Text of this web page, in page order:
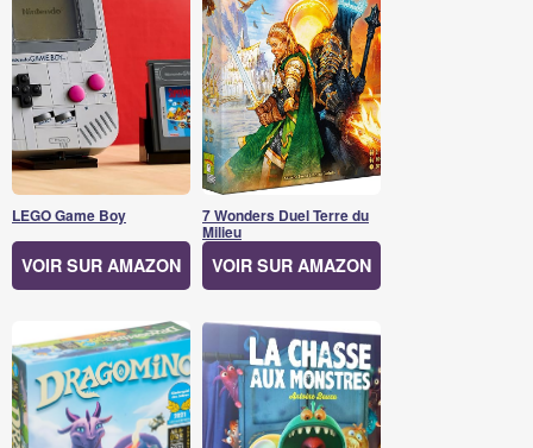
LEGO Game Boy
VOIR SUR AMAZON
7 Wonders Duel Terre du
Milieu
VOIR SUR AMAZON